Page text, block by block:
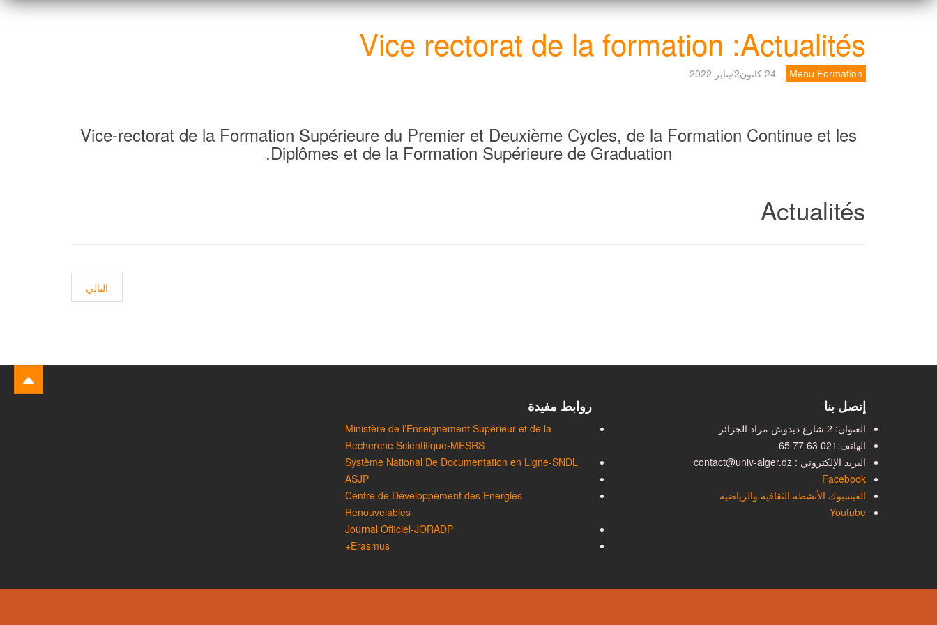
Vice rectorat de la formation :Actualités
Menu Formation 24 كانون2/يناير 2022
Vice-rectorat de la Formation Supérieure du Premier et Deuxième Cycles, de la Formation Continue et les
Diplômes et de la Formation Supérieure de Graduation.
Actualités
المقال التالي: Diplôme définitif
التالي
إتصل بنا
العنوان: 2 شارع ديدوش مراد الجزائر
الهاتف: 021 63 77 65
البريد الإلكتروني : contact@univ-alger.dz
Facebook
الفيسبوك الأنشطة الثقافية والرياضية
Youtube
روابط مفيدة
Ministère de l’Enseignement Supérieur et de la
Recherche Scientifique-MESRS
Système National De Documentation en Ligne-SNDL
ASJP
Centre de Développement des Energies
Renouvelables
Journal Officiel-JORADP
Erasmus+